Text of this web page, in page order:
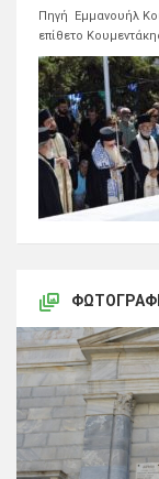
Πηγή Εμμανουήλ
επίθετο